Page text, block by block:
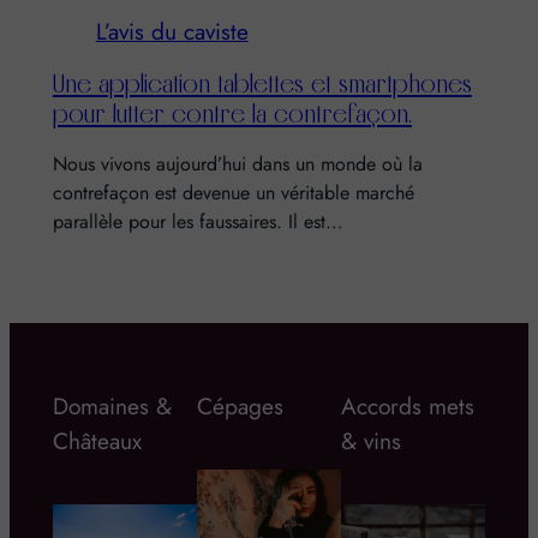
L’avis du caviste
Une application tablettes et smartphones
pour lutter contre la contrefaçon.
Nous vivons aujourd’hui dans un monde où la
contrefaçon est devenue un véritable marché
parallèle pour les faussaires. Il est…
Domaines &
Châteaux
Cépages
Accords mets
& vins